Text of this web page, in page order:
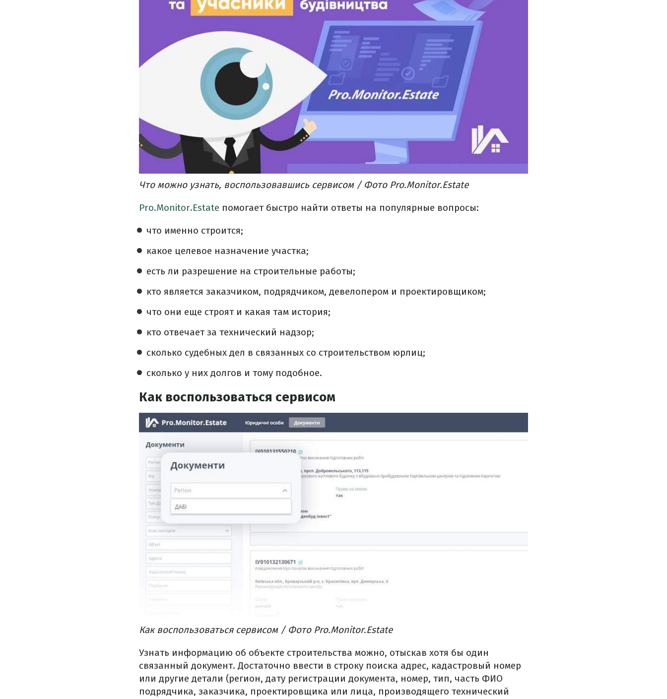
Что можно узнать, воспользовавшись сервисом / Фото Pro.Monitor.Estate
Pro.Monitor.Estate помогает быстро найти ответы на популярные вопросы:
что именно строится;
какое целевое назначение участка;
есть ли разрешение на строительные работы;
кто является заказчиком, подрядчиком, девелопером и проектировщиком;
что они еще строят и какая там история;
кто отвечает за технический надзор;
сколько судебных дел в связанных со строительством юрлиц;
сколько у них долгов и тому подобное.
Как воспользоваться сервисом
Как воспользоваться сервисом / Фото Pro.Monitor.Estate
Узнать информацию об объекте строительства можно, отыскав хотя бы один
связанный документ. Достаточно ввести в строку поиска адрес, кадастровый номер
или другие детали (регион, дату регистрации документа, номер, тип, часть ФИО
подрядчика, заказчика, проектировщика или лица, производящего технический